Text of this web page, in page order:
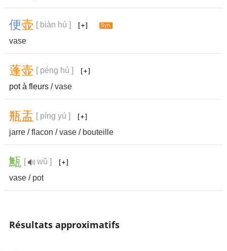
便壶 [ biàn hú ]
vase
蓬壶 [ péng hú ]
pot à fleurs /vase
瓶盂 [ píng yú ]
jarre /flacon /vase / bouteille
甒 [
wǔ ]
vase / pot
Résultats approximatifs